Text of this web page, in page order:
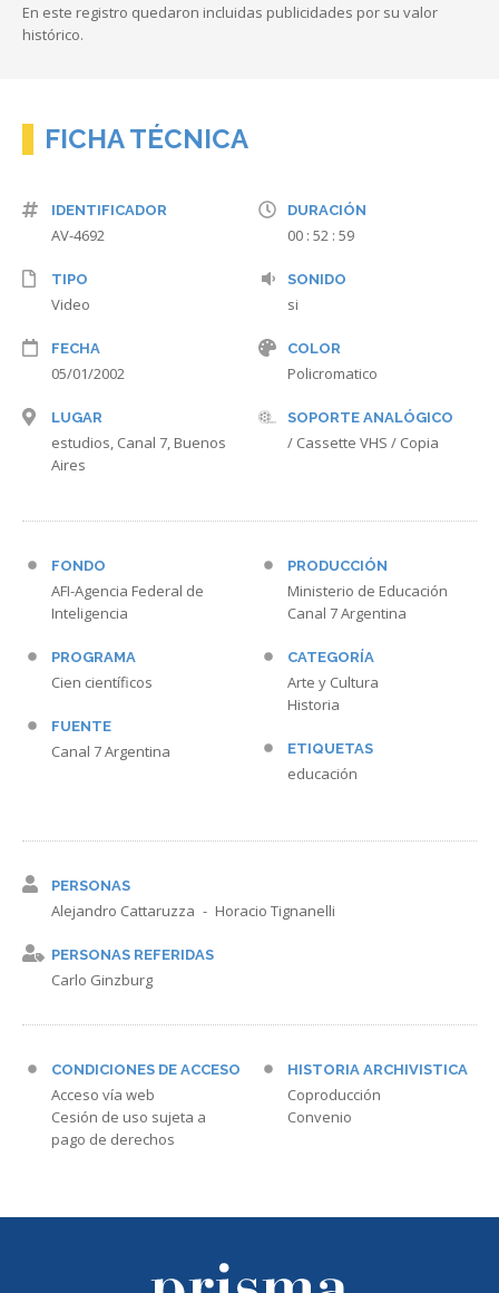
En este registro quedaron incluidas publicidades por su valor
histórico.
FICHA TÉCNICA
IDENTIFICADOR
AV-4692
TIPO
Video
FECHA
05/01/2002
LUGAR
estudios, Canal 7, Buenos
Aires
DURACIÓN
00 : 52 : 59
SONIDO
si
COLOR
Policromatico
SOPORTE ANALÓGICO
/ Cassette VHS / Copia
FONDO
AFI-Agencia Federal de
Inteligencia
PROGRAMA
Cien científicos
FUENTE
Canal 7 Argentina
PRODUCCIÓN
Ministerio de Educación
Canal 7 Argentina
CATEGORÍA
Arte y Cultura
Historia
ETIQUETAS
educación
PERSONAS
Alejandro Cattaruzza Horacio Tignanelli
PERSONAS REFERIDAS
Carlo Ginzburg
CONDICIONES DE ACCESO
Acceso vía web
Cesión de uso sujeta a
pago de derechos
HISTORIA ARCHIVISTICA
Coproducción
Convenio